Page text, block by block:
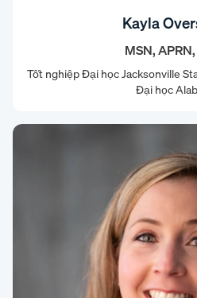
Kayla
MSN,
Tốt nghiệp Đại học Jacksonville
Đại học